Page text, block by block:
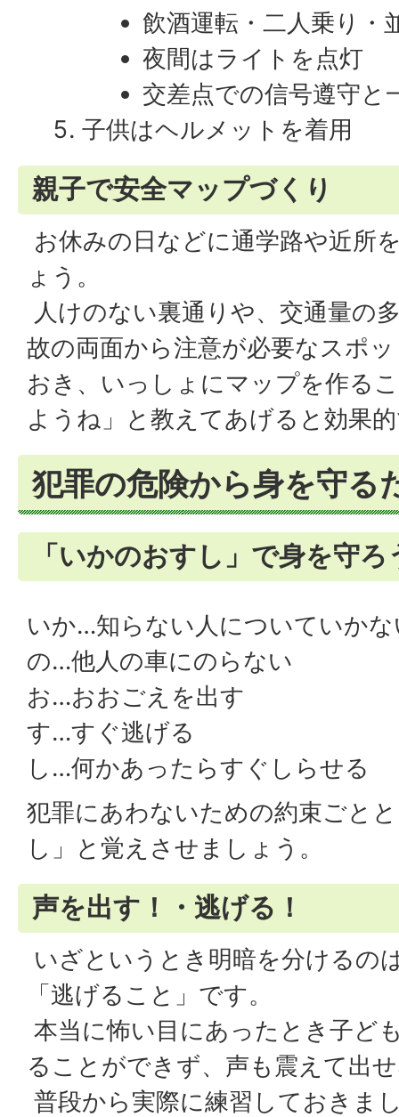
飲酒運転・二人乗り・
夜間はライトを点灯
交差点での信号遵守と
子供はヘルメットを着用
親子で安全マップづくり
お休みの日などに通学路や近所
ょう。
人けのない裏通りや、交通量の
故の両面から注意が必要なスポ
おき、いっしょにマップを作る
ようね」と教えてあげると効果
犯罪の危険から身を守る
「いかのおすし」で身を守ろ
いか…知らない人についていか
の…他人の車にのらない
お…おおごえを出す
す…すぐ逃げる
し…何かあったらすぐしらせる
犯罪にあわないための約束ごと
し」と覚えさせましょう。
声を出す！・逃げる！
いざというとき明暗を分けるの
「逃げること」です。
本当に怖い目にあったとき子ど
ることができず、声も震えて出
普段から実際に練習しておきま